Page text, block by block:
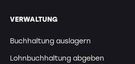
VERWALTUNG
Buchhaltung auslagern
Lohnbuchhaltung abgeben